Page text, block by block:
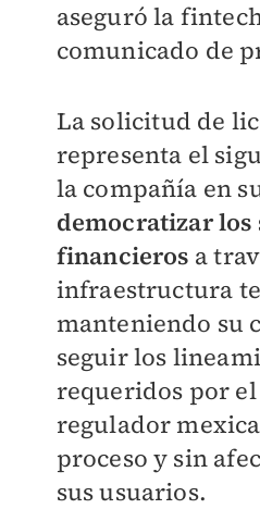
aseguró la
comunicado de
La solicitud de
representa el
la compañía en
democratizar los
financieros a
infraestructura
manteniendo su
seguir los
requeridos por
regulador
proceso y sin
sus usuarios.